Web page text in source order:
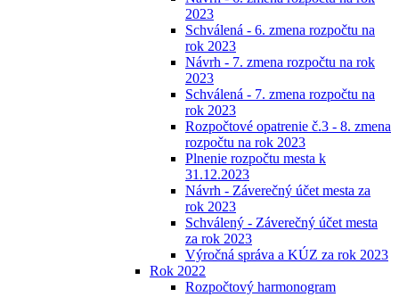
2023
Schválená - 6. zmena rozpočtu na
rok 2023
Návrh - 7. zmena rozpočtu na rok
2023
Schválená - 7. zmena rozpočtu na
rok 2023
Rozpočtové opatrenie č.3 - 8. zmena
rozpočtu na rok 2023
Plnenie rozpočtu mesta k
31.12.2023
Návrh - Záverečný účet mesta za
rok 2023
Schválený - Záverečný účet mesta
za rok 2023
Výročná správa a KÚZ za rok 2023
Rok 2022
Rozpočtový harmonogram